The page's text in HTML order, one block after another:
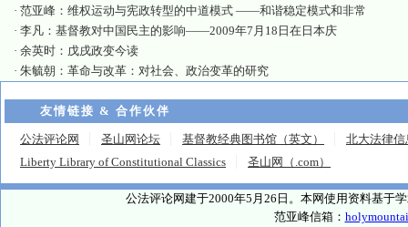
· 范亚峰：维权运动与宪政转型的中道模式 ——和谐稳定模式和非常
· 李凡：基督教对中国民主的影响——2009年7月18日在日本庆
· 余英时：戊戌政变今读
· 朱毓朝：革命与改革：对社会、政治变革的研究
友情链接 & 合作伙伴
公法评论网 圣山网论坛 基督教经典图书馆（英文）
北大法律信
Liberty Library of Constitutional Classics
圣山网（.com）
公法评论网建于2000年5月26日。本网使用资料基于
范亚峰信箱：